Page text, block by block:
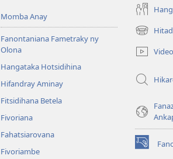
Momba Anay
Fanontaniana Fametraky ny
Olona
Hangataka Hotsidihina
Hifandray Aminay
Fitsidihana Betela
Fivoriana
Fahatsiarovana
Fivoriambe
rohy) Video